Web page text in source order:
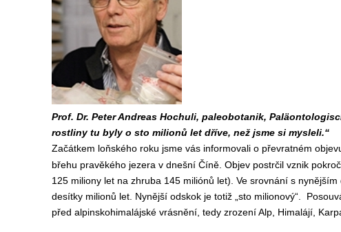
Prof. Dr. Peter Andreas Hochuli, paleobotanik,
rostliny tu byly o sto milionů let dříve, než jsme si mysleli.“
Začátkem loňského roku jsme vás informovali o převratném
břehu pravěkého jezera v dnešní Číně. Objev postrčil vznik
125 miliony let na zhruba 145 miliónů let). Ve srovnání s
desítky milionů let. Nynější odskok je totiž „sto milionový“.
před alpinskohimalájské vrásnění, tedy zrození Alp, Himalájí,